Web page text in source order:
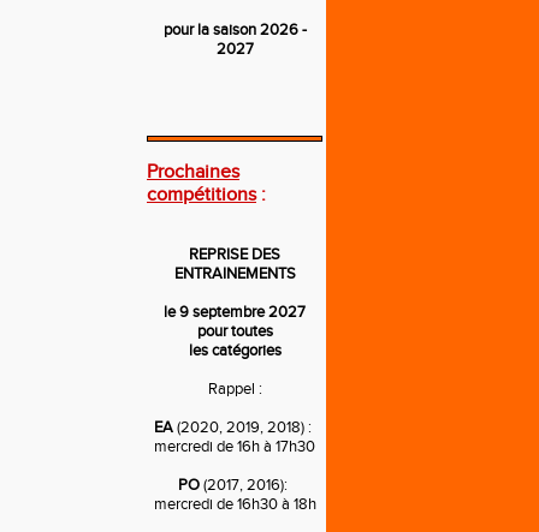
pour la saison 2026 -
2027
Prochaines
compétitions:
REPRISE DES
ENTRAINEMENTS
le 9 septembre 2027
pour toutes
les catégories
Rappel :
EA(2020, 2019, 2018) :
mercredi de 16h à 17h30
PO(2017, 2016):
mercredi de 16h30 à 18h